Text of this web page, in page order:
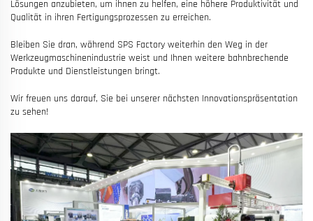
Lösungen anzubieten, um ihnen zu helfen, eine höhere Produktivität und
Qualität in ihren Fertigungsprozessen zu erreichen.
Bleiben Sie dran, während SPS Factory weiterhin den Weg in der
Werkzeugmaschinenindustrie weist und Ihnen weitere bahnbrechende
Produkte und Dienstleistungen bringt.
Wir freuen uns darauf, Sie bei unserer nächsten Innovationspräsentation
zu sehen!